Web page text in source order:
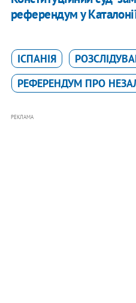
референдум у
ІСПАНІЯ
РЕФЕРЕНДУМ ПРО
РЕКЛАМА